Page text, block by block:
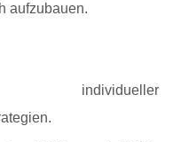
aufzubauen.
individueller